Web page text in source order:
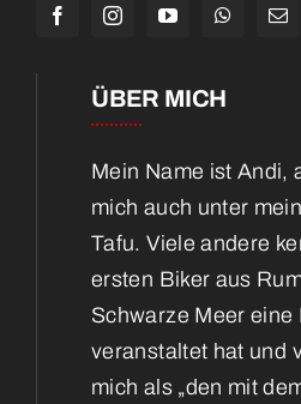
ÜBER MICH
Mein Name ist Andi,
mich auch unter
Tafu. Viele andere
ersten Biker aus
Schwarze Meer eine
veranstaltet hat und
mich als „den mit